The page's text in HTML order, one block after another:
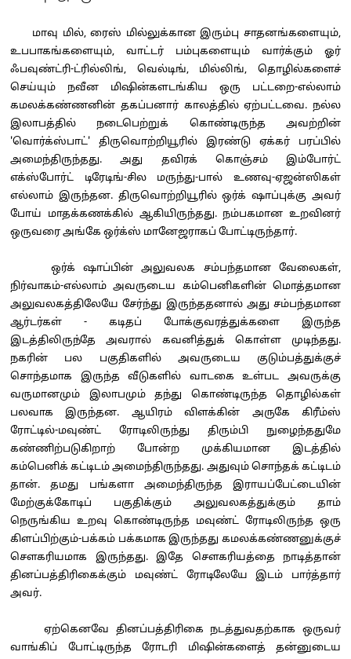
மாவு மில், ரைஸ் மில்லுக்கான இரும்பு சாதனங்களையும்,
உபபாகங்களையும், வாட்டர் பம்புகளையும் வார்க்கும் ஓர்
ஃபவுண்ட்ரி-ட்ரில்லிங், வெல்டிங், மில்லிங், தொழில்களைச்
செய்யும் நவீன மிஷின்களடங்கிய ஒரு பட்டறை-எல்லாம்
கமலக்கண்ணனின் தகப்பனார் காலத்தில் ஏற்பட்டவை. நல்ல
இலாபத்தில் நடைபெற்றுக் கொண்டிருந்த அவற்றின்
'வொர்க்ஸ்பாட்' திருவொற்றியூரில் இரண்டு ஏக்கர் பரப்பில்
அமைந்திருந்தது. அது தவிரக் கொஞ்சம் இம்போர்ட்
எக்ஸ்போர்ட் டிரேடிங்-சில மருந்து-பால் உணவு-ஏஜன்ஸிகள்
எல்லாம் இருந்தன. திருவொற்றியூரில் ஒர்க் ஷாப்புக்கு அவர்
போய் மாதக்கணக்கில் ஆகியிருந்தது. நம்பகமான உறவினர்
ஒருவரை அங்கே ஒர்க்ஸ் மானேஜராகப் போட்டிருந்தார்.
ஒர்க் ஷாப்பின் அலுவலக சம்பந்தமான வேலைகள்,
நிர்வாகம்-எல்லாம் அவருடைய கம்பெனிகளின் மொத்தமான
அலுவலகத்திலேயே சேர்ந்து இருந்ததனால் அது சம்பந்தமான
ஆர்டர்கள் - கடிதப் போக்குவரத்துக்களை இருந்த
இடத்திலிருந்தே அவரால் கவனித்துக் கொள்ள முடிந்தது.
நகரின் பல பகுதிகளில் அவருடைய குடும்பத்துக்குச்
சொந்தமாக இருந்த வீடுகளில் வாடகை உள்பட அவருக்கு
வருமானமும் இலாபமும் தந்து கொண்டிருந்த தொழில்கள்
பலவாக இருந்தன. ஆயிரம் விளக்கின் அருகே கிரீம்ஸ்
ரோட்டில்-மவுண்ட் ரோடிலிருந்து திரும்பி நுழைந்ததுமே
கண்ணிற்படுகிறாற் போன்ற முக்கியமான இடத்தில்
கம்பெனிக் கட்டிடம் அமைந்திருந்தது. அதுவும் சொந்தக் கட்டிடம்
தான். தமது பங்களா அமைந்திருந்த இராயப்பேட்டையின்
மேற்குக்கோடிப் பகுதிக்கும் அலுவலகத்துக்கும் தாம்
நெருங்கிய உறவு கொண்டிருந்த மவுண்ட் ரோடிலிருந்த ஒரு
கிளப்பிற்கும்-பக்கம் பக்கமாக இருந்தது கமலக்கண்ணனுக்குச்
சௌகரியமாக இருந்தது. இதே சௌகரியத்தை நாடித்தான்
தினப்பத்திரிகைக்கும் மவுண்ட் ரோடிலேயே இடம் பார்த்தார்
அவர்.
ஏற்கெனவே தினப்பத்திரிகை நடத்துவதற்காக ஒருவர்
வாங்கிப் போட்டிருந்த ரோடரி மிஷின்களைத் தன்னுடைய